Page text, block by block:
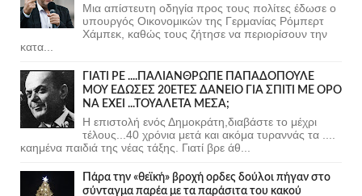
Μια απίστευτη οδηγία προς τους πολίτες έδωσε ο
υπουργός Οικονομικών της Γερμανίας Ρόμπερτ
Χάμπεκ, καθώς τους ζήτησε να περιορίσουν την
κατα...
ΓΙΑΤΙ ΡΕ ....ΠΑΛΙΑΝΘΡΩΠΕ ΠΑΠΑΔΟΠΟΥΛΕ
ΜΟΥ ΕΔΩΣΕΣ 20ΕΤΕΣ ΔΑΝΕΙΟ ΓΙΑ ΣΠΙΤΙ ΜΕ ΟΡΟ
ΝΑ ΕΧΕΙ ...ΤΟΥΑΛΕΤΑ ΜΕΣΑ;
Η επιστολή ενός Δημοκράτη,διαβάστε το μέχρι
τέλους...40 χρόνια μετά και ακόμα τυραννάς τα ....
καημένα παιδιά της νέας τάξης. Γιατί βρε άθ...
Πάρα την «θεϊκή» βροχή ορδες δούλοι πήγαν στο
σύνταγμα παρέα με τα παράσιτα του κακού